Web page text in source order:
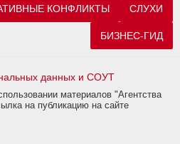
КОНФЛИКТЫ СЛУХИ
БИЗНЕС-ГИД
данных и СОУТ
материалов "Агентства
на публикацию на сайте